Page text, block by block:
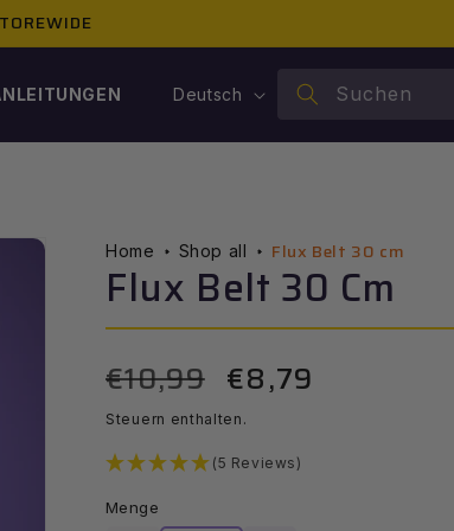
S
P
A
C
H
E
Deutsch Suchen
Home Shop all Flux Belt 30 cm
Flux Belt 30 Cm
Normaler
Preis
€10,99 Verkaufspreis
€8,79
Steuern enthalten.
(5 Reviews)
Menge